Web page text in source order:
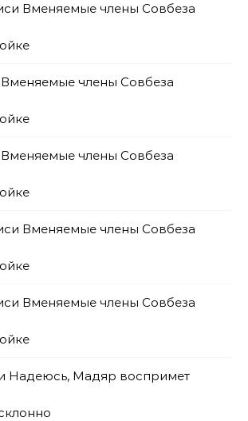
Вменяемые члены Совбеза
Вменяемые члены Совбеза
Вменяемые члены Совбеза
Вменяемые члены Совбеза
Вменяемые члены Совбеза
Надеюсь, Мадяр воспримет